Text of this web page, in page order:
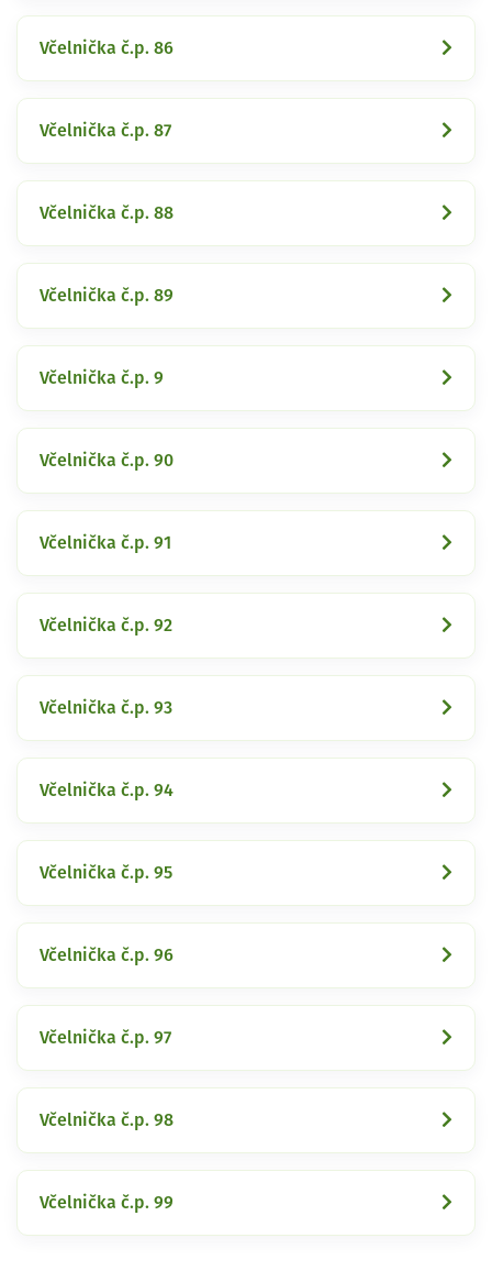
Včelnička č.p. 86
Včelnička č.p. 87
Včelnička č.p. 88
Včelnička č.p. 89
Včelnička č.p. 9
Včelnička č.p. 90
Včelnička č.p. 91
Včelnička č.p. 92
Včelnička č.p. 93
Včelnička č.p. 94
Včelnička č.p. 95
Včelnička č.p. 96
Včelnička č.p. 97
Včelnička č.p. 98
Včelnička č.p. 99